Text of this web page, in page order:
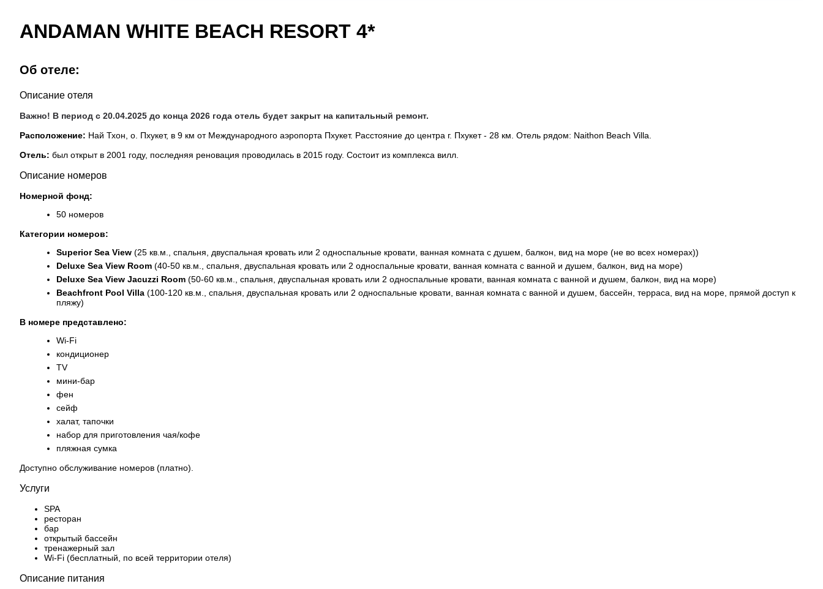
ANDAMAN WHITE BEACH RESORT 4*
Об отеле:
Описание отеля
Важно! В период с 20.04.2025 до конца 2026 года отель будет закрыт на капитальный ремонт.
Расположение: Най Тхон, о. Пхукет, в 9 км от Международного аэропорта Пхукет. Расстояние до центра г. Пхукет - 28 км. Отель рядом: Naithon Beach Villa.
Отель: был открыт в 2001 году, последняя реновация проводилась в 2015 году. Состоит из комплекса вилл.
Описание номеров
Номерной фонд:
50 номеров
Категории номеров:
Superior Sea View (25 кв.м., спальня, двуспальная кровать или 2 односпальные кровати, ванная комната с душем, балкон, вид на море (не во всех номерах))
Deluxe Sea View Room (40-50 кв.м., спальня, двуспальная кровать или 2 односпальные кровати, ванная комната с ванной и душем, балкон, вид на море)
Deluxe Sea View Jacuzzi Room (50-60 кв.м., спальня, двуспальная кровать или 2 односпальные кровати, ванная комната с ванной и душем, балкон, вид на море)
Beachfront Pool Villa (100-120 кв.м., спальня, двуспальная кровать или 2 односпальные кровати, ванная комната с ванной и душем, бассейн, терраса, вид на море, прямой доступ к
пляжу)
В номере представлено:
Wi-Fi
кондиционер
TV
мини-бар
фен
сейф
халат, тапочки
набор для приготовления чая/кофе
пляжная сумка
Доступно обслуживание номеров (платно).
Услуги
SPA
ресторан
бар
открытый бассейн
тренажерный зал
Wi-Fi (бесплатный, по всей территории отеля)
Описание питания